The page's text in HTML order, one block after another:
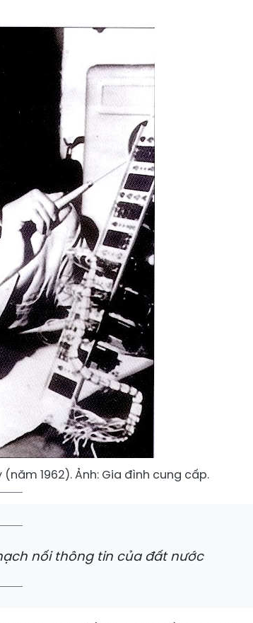
1962). Ảnh: Gia đình cung cấp.
nối thông tin của đất nước